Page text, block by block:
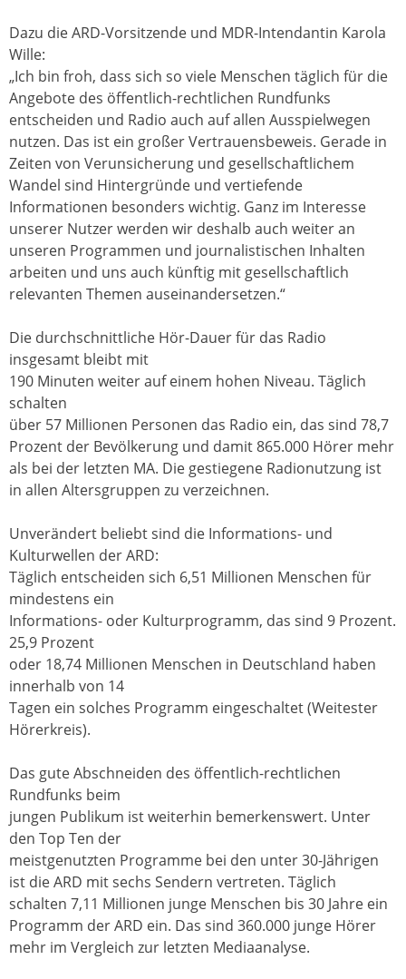
Dazu die ARD-Vorsitzende und MDR-Intendantin Karola
Wille:
„Ich bin froh, dass sich so viele Menschen täglich für die
Angebote des öffentlich-rechtlichen Rundfunks
entscheiden und Radio auch auf allen Ausspielwegen
nutzen. Das ist ein großer Vertrauensbeweis. Gerade in
Zeiten von Verunsicherung und gesellschaftlichem
Wandel sind Hintergründe und vertiefende
Informationen besonders wichtig. Ganz im Interesse
unserer Nutzer werden wir deshalb auch weiter an
unseren Programmen und journalistischen Inhalten
arbeiten und uns auch künftig mit gesellschaftlich
relevanten Themen auseinandersetzen.“
Die durchschnittliche Hör-Dauer für das Radio
insgesamt bleibt mit
190 Minuten weiter auf einem hohen Niveau. Täglich
schalten
über 57 Millionen Personen das Radio ein, das sind 78,7
Prozent der Bevölkerung und damit 865.000 Hörer mehr
als bei der letzten MA. Die gestiegene Radionutzung ist
in allen Altersgruppen zu verzeichnen.
Unverändert beliebt sind die Informations- und
Kulturwellen der ARD:
Täglich entscheiden sich 6,51 Millionen Menschen für
mindestens ein
Informations- oder Kulturprogramm, das sind 9 Prozent.
25,9 Prozent
oder 18,74 Millionen Menschen in Deutschland haben
innerhalb von 14
Tagen ein solches Programm eingeschaltet (Weitester
Hörerkreis).
Das gute Abschneiden des öffentlich-rechtlichen
Rundfunks beim
jungen Publikum ist weiterhin bemerkenswert. Unter
den Top Ten der
meistgenutzten Programme bei den unter 30-Jährigen
ist die ARD mit sechs Sendern vertreten. Täglich
schalten 7,11 Millionen junge Menschen bis 30 Jahre ein
Programm der ARD ein. Das sind 360.000 junge Hörer
mehr im Vergleich zur letzten Mediaanalyse.